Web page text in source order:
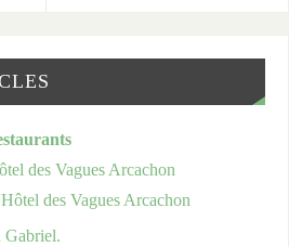
des Vagues Arcachon
Gabriel.